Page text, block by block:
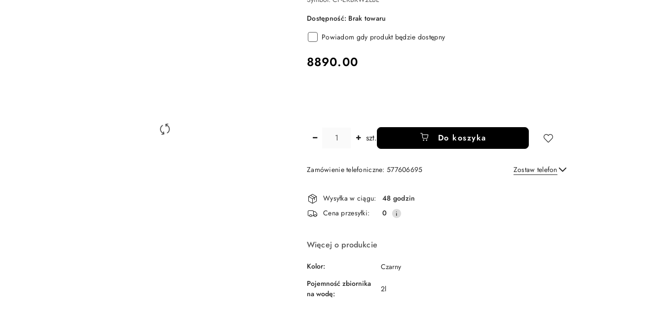
Dostępność: Brak towaru
Powiadom gdy produkt będzie dostępny
cena:
8890.00
szt. Do koszyka
Zamówienie telefoniczne: 577606695 Zostaw telefon
Dostępność
i
dostawa
Wysyłka w ciągu:
48 godzin
Cena przesyłki:
0
Więcej o produkcie
Kolor:
Czarny
Pojemność zbiornika
na wodę:
2l